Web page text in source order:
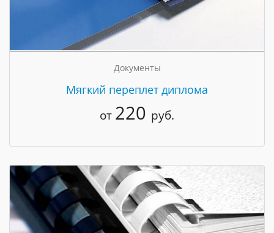
Документы
Мягкий переплет диплома
от 220 руб.